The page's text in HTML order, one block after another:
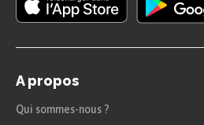
A propos
Qui sommes-nous ?